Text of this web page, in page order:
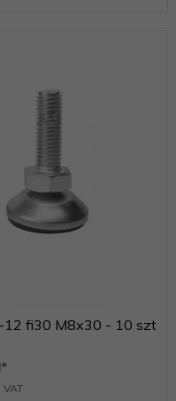
12 fi30 M8x30 - 10 szt